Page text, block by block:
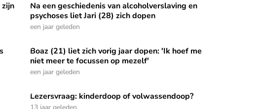
hand naar me uitstak’
zijn
Na een geschiedenis van alcoholverslaving en psychoses liet
Na een geschiedenis van alcoholverslaving en
psychoses liet Jari (28) zich dopen
een jaar geleden
feller’Boaz (21) liet zich vorig jaar dopen: 'Ik hoef me niet meer te
Boaz (21) liet zich vorig jaar dopen: 'Ik hoef me
niet meer te focussen op mezelf'
een jaar geleden
Lezersvraag: kinderdoop of volwassendoop?
Lezersvraag: kinderdoop of volwassendoop?